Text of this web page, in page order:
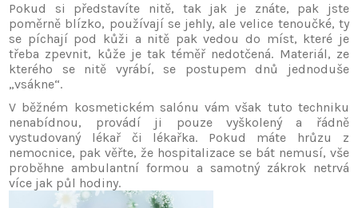
Pokud si představíte nitě, tak jak je znáte, pak jste
poměrně blízko, používají se jehly, ale velice tenoučké, ty
se píchají pod kůži a nitě pak vedou do míst, které je
třeba zpevnit, kůže je tak téměř nedotčená. Materiál, ze
kterého se nitě vyrábí, se postupem dnů jednoduše
„vsákne“.
V běžném kosmetickém salónu vám však tuto techniku
nenabídnou, provádí ji pouze vyškolený a řádně
vystudovaný lékař či lékařka. Pokud máte hrůzu z
nemocnice, pak věřte, že hospitalizace se bát nemusí, vše
proběhne ambulantní formou a samotný zákrok netrvá
více jak půl hodiny.